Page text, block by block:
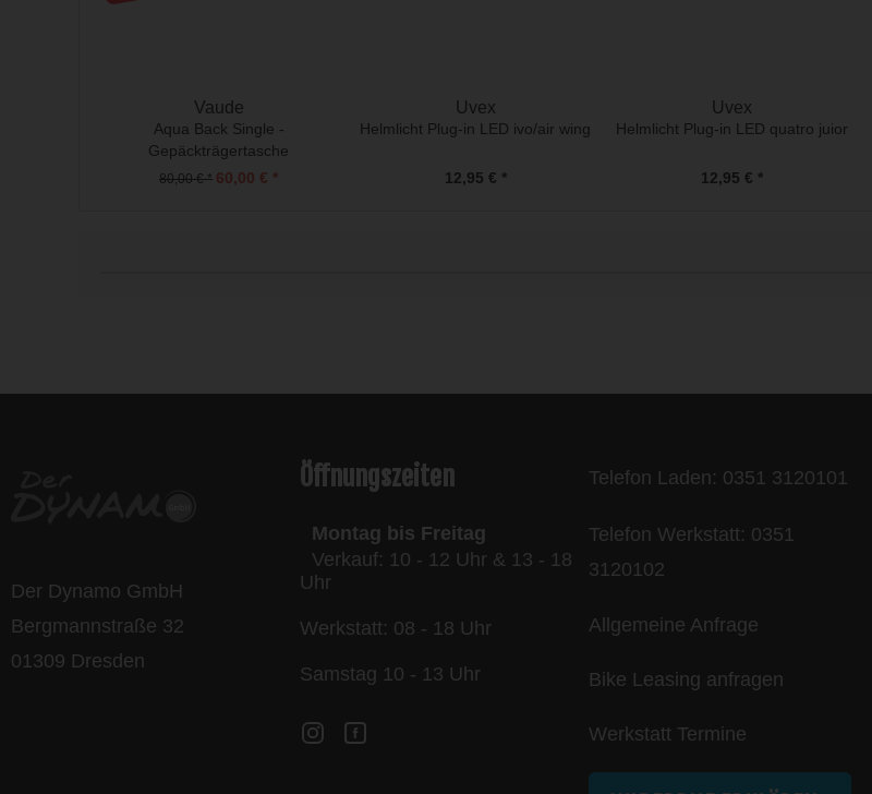
Vaude
Aqua Back Single -
Gepäckträgertasche
80,00 € * 60,00 € *
Uvex
Helmlicht Plug-in LED ivo/air wing
12,95 € *
Uvex
Helmlicht Plug-in LED quatro juior
12,95 € *
Der Dynamo GmbH
Bergmannstraße 32
01309 Dresden
Öffnungszeiten
Montag bis Freitag
Verkauf: 10 - 12 Uhr & 13 - 18
Uhr
Werkstatt: 08 - 18 Uhr
Samstag 10 - 13 Uhr
Telefon Laden: 0351 3120101
Telefon Werkstatt: 0351
3120102
Allgemeine Anfrage
Bike Leasing anfragen
Werkstatt Termine